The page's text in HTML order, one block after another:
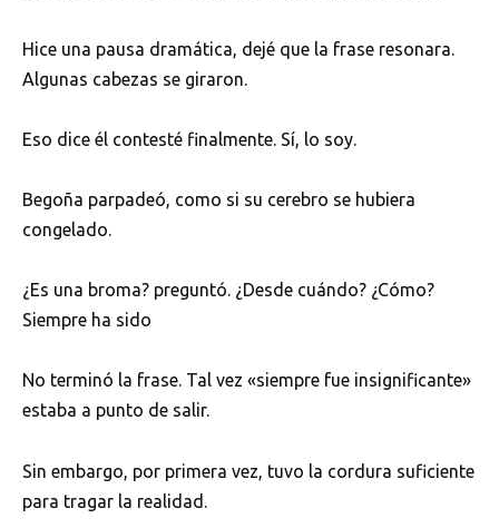
Hice una pausa dramática, dejé que la frase resonara.
Algunas cabezas se giraron.
Eso dice él contesté finalmente. Sí, lo soy.
Begoña parpadeó, como si su cerebro se hubiera
congelado.
¿Es una broma? preguntó. ¿Desde cuándo? ¿Cómo?
Siempre ha sido
No terminó la frase. Tal vez «siempre fue insignificante»
estaba a punto de salir.
Sin embargo, por primera vez, tuvo la cordura suficiente
para tragar la realidad.